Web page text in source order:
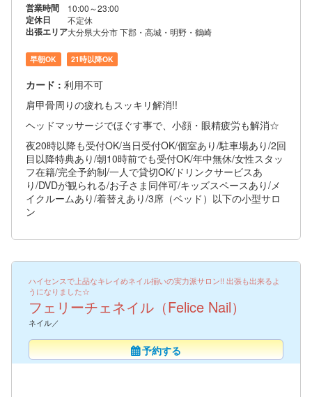
営業時間 10:00～23:00
定休日 不定休
出張エリア大分県大分市 下郡・高城・明野・鶴崎
早朝OK 21時以降OK
カード : 利用不可
肩甲骨周りの疲れもスッキリ解消!!
ヘッドマッサージでほぐす事で、小顔・眼精疲労も解消☆
夜20時以降も受付OK/当日受付OK/個室あり/駐車場あり/2回
目以降特典あり/朝10時前でも受付OK/年中無休/女性スタッ
フ在籍/完全予約制/一人で貸切OK/ドリンクサービスあ
り/DVDが観られる/お子さま同伴可/キッズスペースあり/メ
イクルームあり/着替えあり/3席（ベッド）以下の小型サロ
ン
ハイセンスで上品なキレイめネイル揃いの実力派サロン!! 出張も出来るよ
うになりました☆
フェリーチェネイル（Felice Nail）
ネイル／
予約する